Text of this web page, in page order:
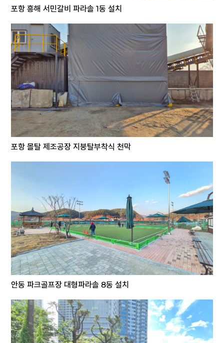
포항 흥해 서민갈비 파라솔 1동 설치
포항 몰탈 제조공장 지붕탈부착식 천막
안동 파크골프장 대형파라솔 8동 설치